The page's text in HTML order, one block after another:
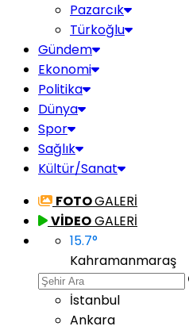
Pazarcık
Türkoğlu
Gündem
Ekonomi
Politika
Dünya
Spor
Sağlık
Kültür/Sanat
FOTOGALERİ
VİDEOGALERİ
15.7°
Kahramanmaraş
İstanbul
Ankara